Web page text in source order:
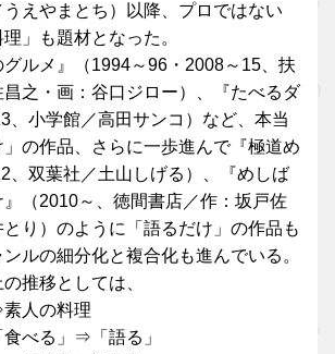
えやまとち）以降、プロではない
理」も題材となった。
グルメ』（1994～96・2008～15、扶
之・画：谷口ジロー）、『たべるダ
、小学館／高田サンコ）など、本当
の作品、さらに一歩進んで『極道め
、双葉社／土山しげる）、『めしば
（2010～、徳間書店／作：坂戸佐
り）のように「語るだけ」の作品も
ルの細分化と複合化も進んでいる。
推移としては、
人の料理
べる」⇒「語る」